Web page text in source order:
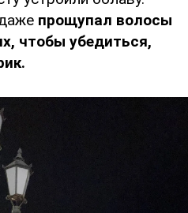
прощупал волосы
чтобы убедиться,